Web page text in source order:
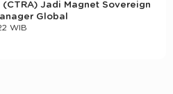
(CTRA) Jadi Magnet Sovereign
Global
WIB